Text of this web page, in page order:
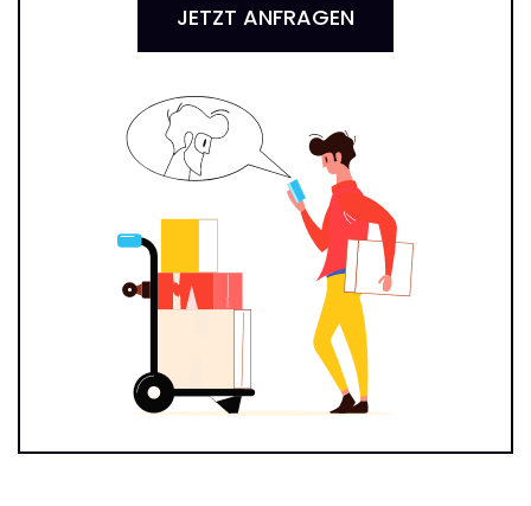
JETZT ANFRAGEN